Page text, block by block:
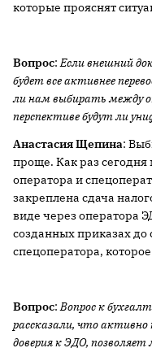
которые прояснят
Вопрос:Если внешний
будет все активнее
ли нам выбирать между
перспективе будут ли
Анастасия Щепина:
проще. Как раз
оператора и
закреплена сдача
виде через оператора
созданных приказах до
спецоператора,
Вопрос:Вопрос к
рассказали, что активно
доверия к ЭДО,